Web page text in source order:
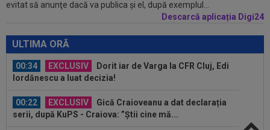
evitat să anunţe dacă va publica şi el, după exemplul...
Descarcă aplicația Digi24
ULTIMA ORĂ
gata să renunțe la CFR și să preia alt club...
Mihai Stoica. E prima oară când o zic”
00:34 EXCLUSIV
Dorit iar de Varga la CFR Cluj, Edi
Iordănescu a luat decizia!
00:22 EXCLUSIV
Gică Craioveanu a dat declarația
serii, după KuPS - Craiova: ”Știi cine mă...